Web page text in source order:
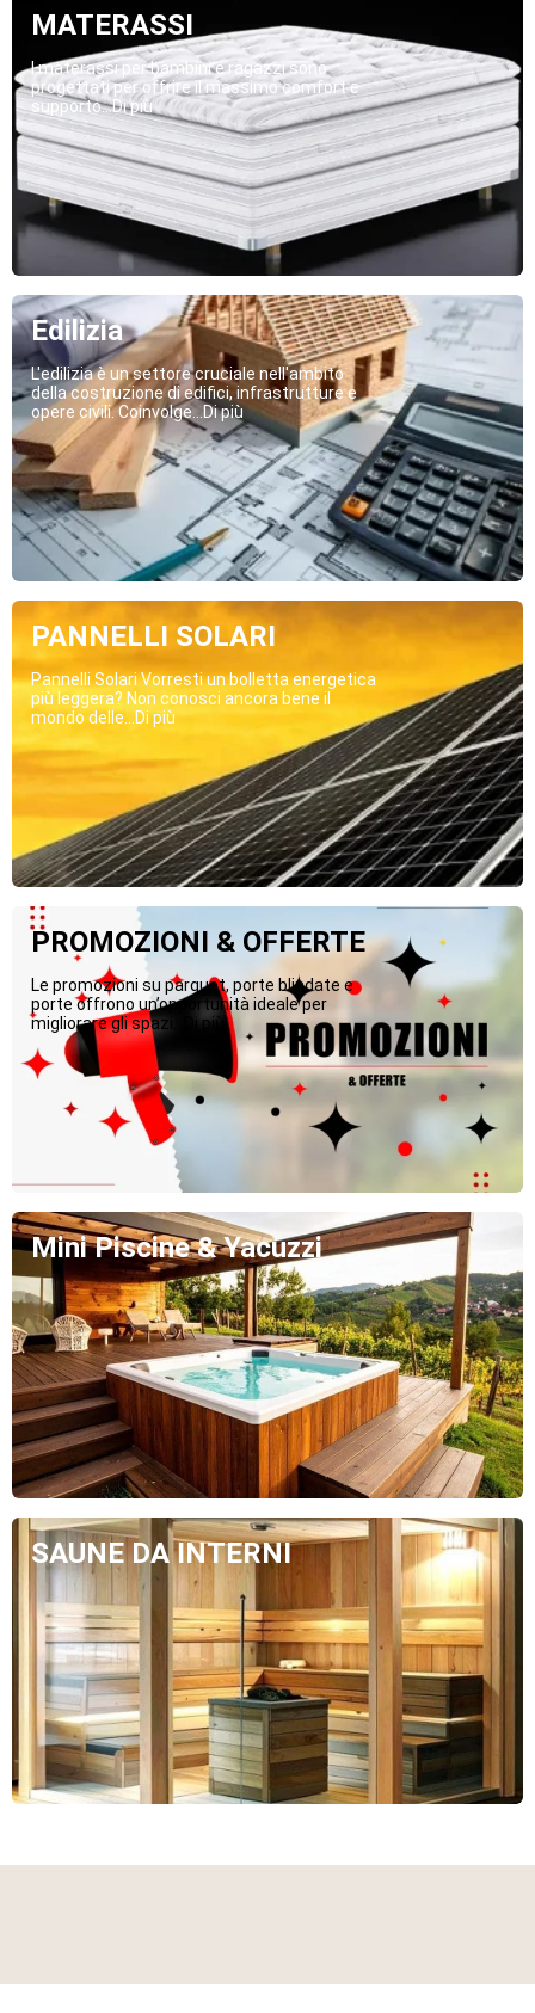
MATERASSI
I materassi per bambini e ragazzi sono
progettati per offrire il massimo comfort e
supporto...Di più
Edilizia
L'edilizia è un settore cruciale nell'ambito
della costruzione di edifici, infrastrutture e
opere civili. Coinvolge...Di più
PANNELLI SOLARI
Pannelli Solari Vorresti un bolletta energetica
più leggera? Non conosci ancora bene il
mondo delle...Di più
PROMOZIONI & OFFERTE
Le promozioni su parquet, porte blindate e
porte offrono un’opportunità ideale per
migliorare gli spazi...Di più
Mini Piscine & Yacuzzi
SAUNE DA INTERNI